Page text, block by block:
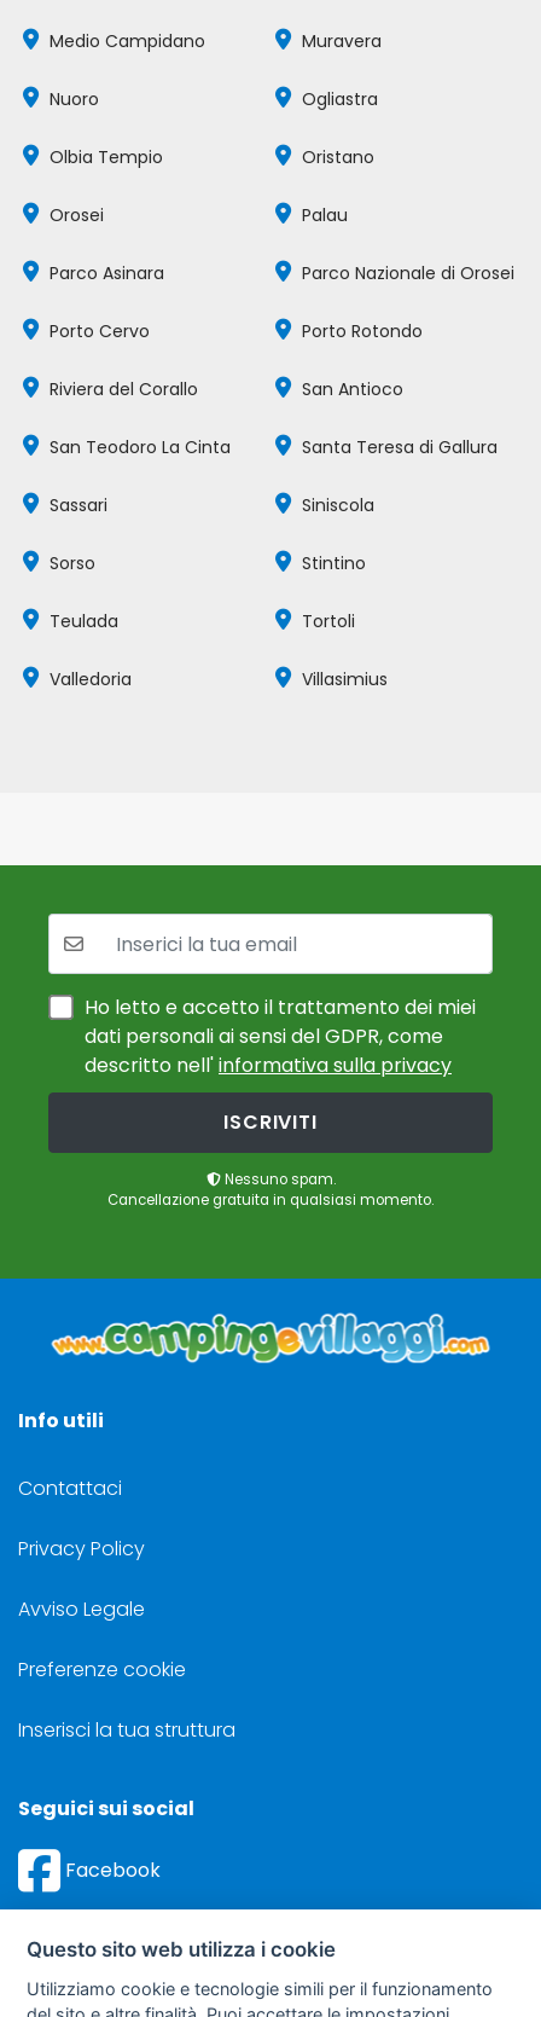
Medio Campidano Muravera
Nuoro Ogliastra
Olbia Tempio Oristano
Orosei Palau
Parco Asinara Parco Nazionale di Orosei
Porto Cervo Porto Rotondo
Riviera del Corallo San Antioco
San Teodoro La Cinta Santa Teresa di Gallura
Sassari Siniscola
Sorso Stintino
Teulada Tortoli
Valledoria Villasimius
La tua mail:
Ho letto e accetto il trattamento dei miei
dati personali ai sensi del GDPR, come
descritto nell'informativa sulla privacy
ISCRIVITI
Nessuno spam.
Cancellazione gratuita in qualsiasi momento.
Info utili
Contattaci
Privacy Policy
Avviso Legale
Preferenze cookie
Inserisci la tua struttura
Seguici sui social
Facebook
Questo sito web utilizza i cookie
Utilizziamo cookie e tecnologie simili per il funzionamento